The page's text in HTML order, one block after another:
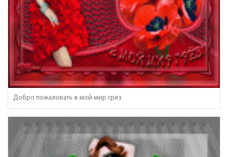
Добро пожаловать в мой мир грёз